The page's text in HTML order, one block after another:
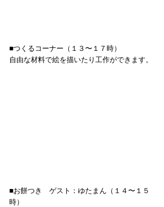
■つくるコーナー（１３〜１７時）
自由な材料で絵を描いたり工作ができます。
■お餅つき　ゲスト：ゆたまん（１４〜１５
時）